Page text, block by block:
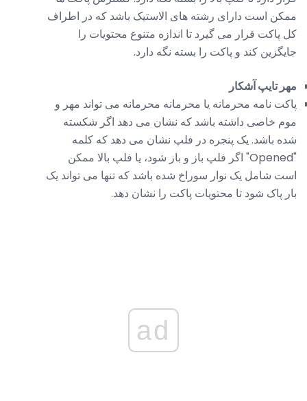
ممکن است دارای رشته های الاستیک باشد که در اطراف
کل پاکت قرار می گیرد تا اندازه متنوع محتویات را
جایگزین کند و پاکت را بسته نگه دارد.
مهر تایپ آشکار
پاکت نامه محرمانه یا محرمانه محرمانه می تواند مهر و
موم خاصی داشته باشد که نشان می دهد اگر شکسته
شده باشد. یک پنجره در فلپ نشان می دهد که کلمه
"Opened" اگر فلپ باز و باز شود، یا فلپ بالا ممکن
است شامل یک نوار سوراخ شده باشد که تنها می تواند یک
بار پاک شود تا محتویات پاکت را نشان دهد.
ad